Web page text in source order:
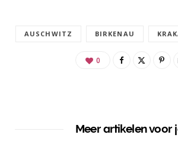
AUSCHWITZ BIRKENAU
0
Meer artikelen voor